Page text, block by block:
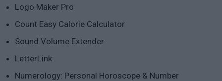
Logo Maker Pro
Count Easy Calorie Calculator
Sound Volume Extender
LetterLink:
Numerology: Personal Horoscope & Number